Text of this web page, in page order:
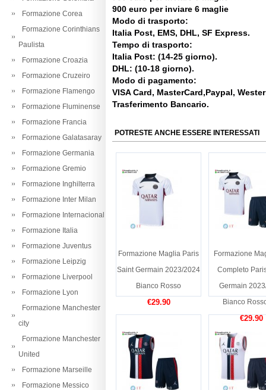
Formazione Corea
Formazione Corinthians
Paulista
Formazione Croazia
Formazione Cruzeiro
Formazione Flamengo
Formazione Fluminense
Formazione Francia
Formazione Galatasaray
Formazione Germania
Formazione Gremio
Formazione Inghilterra
Formazione Inter Milan
Formazione Internacional
Formazione Italia
Formazione Juventus
Formazione Leipzig
Formazione Liverpool
Formazione Lyon
Formazione Manchester
city
Formazione Manchester
United
Formazione Marseille
Formazione Messico
900 euro per inviare 6 maglie
Modo di trasporto:
Italia Post, EMS, DHL, SF Express.
Tempo di trasporto:
Italia Post: (14-25 giorno).
DHL: (10-18 giorno).
Modo di pagamento:
VISA Card, MasterCard,Paypal,
Trasferimento Bancario.
POTRESTE ANCHE ESSERE INTERESSATI
Formazione Maglia Paris
Saint Germain 2023/2024
Bianco Rosso
€29.90
Formazione
Completo
Germain
Bianco
€29.90